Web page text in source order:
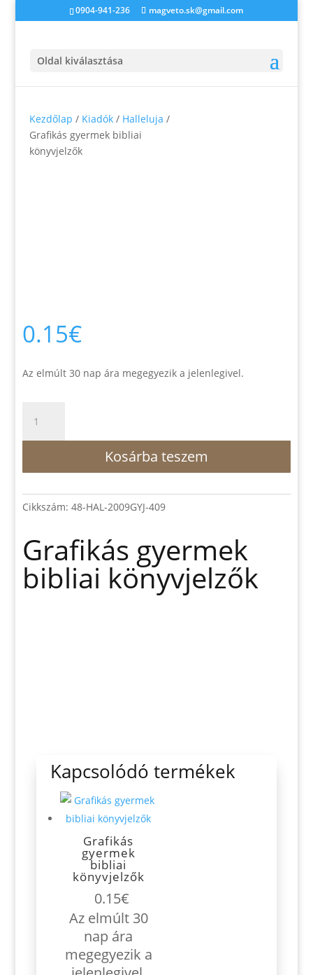
0904-941-236 magveto.sk@gmail.com
Oldal kiválasztása
Kezdőlap / Kiadók / Halleluja /
Grafikás gyermek bibliai
könyvjelzők
0.15€
Az elmúlt 30 nap ára megegyezik a jelenlegivel.
gyermek
bibliai
mennyiség
Kosárba teszem
Cikkszám:48-HAL-2009GYJ-409
Grafikás gyermek
bibliai könyvjelzők
Kapcsolódó termékek
Grafikás
gyermek
bibliai
könyvjelzők
0.15€
Az elmúlt 30
nap ára
megegyezik a